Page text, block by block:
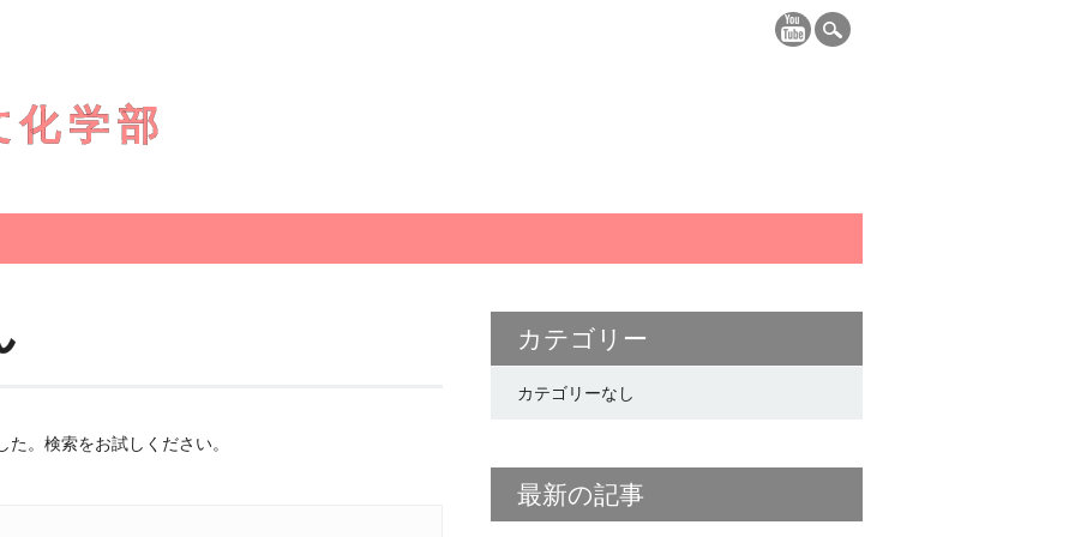
化学部
。検索をお試しください。
カテゴリー
カテゴリーなし
最新の記事